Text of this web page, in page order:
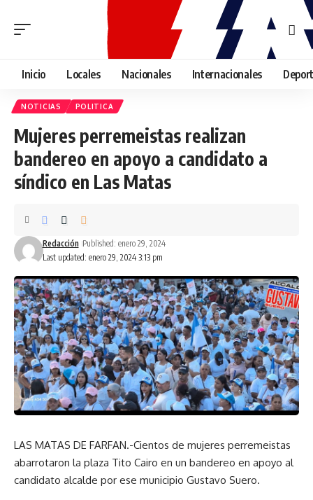
Inicio Locales Nacionales Internacionales
NOTICIAS POLITICA
Mujeres perremeistas realizan
bandereo en apoyo a candidato a
síndico en Las Matas
Last updated: enero 29, 2024 3:13 pm
Redacción Published: enero 29, 2024
LAS MATAS DE FARFAN.-Cientos de mujeres perremeistas
abarrotaron la plaza Tito Cairo en un bandereo en apoyo al
candidato alcalde por ese municipio Gustavo Suero.